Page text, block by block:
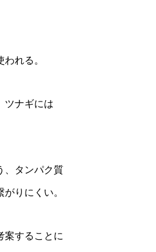
れる。
ツナギには
、タンパク質
りにくい。
案することに